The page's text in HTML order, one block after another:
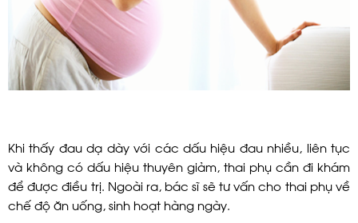
Khi thấy đau dạ dày với các dấu hiệu đau nhiều, liên tục
và không có dấu hiệu thuyên giảm, thai phụ cần đi khám
để được điều trị. Ngoài ra, bác sĩ sẽ tư vấn cho thai phụ về
chế độ ăn uống, sinh hoạt hàng ngày.